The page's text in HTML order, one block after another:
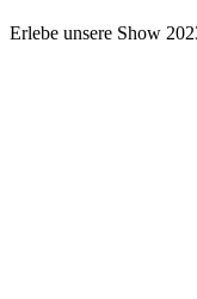
Erlebe unsere Show